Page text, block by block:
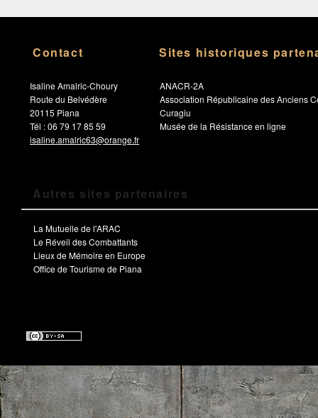
Contact
Isaline Amalric-Choury
Route du Belvédère
20115 Piana
Tél : 06 79 17 85 59
isaline.amalric63@orange.fr
Sites historiques
ANACR-2A
Association Républicaine des Anciens
Curagiu
Musée de la Résistance en ligne
Autres sites partenaires
La Mutuelle de l'ARAC
Le Réveil des Combattants
Lieux de Mémoire en Europe
Office de Tourisme de Piana